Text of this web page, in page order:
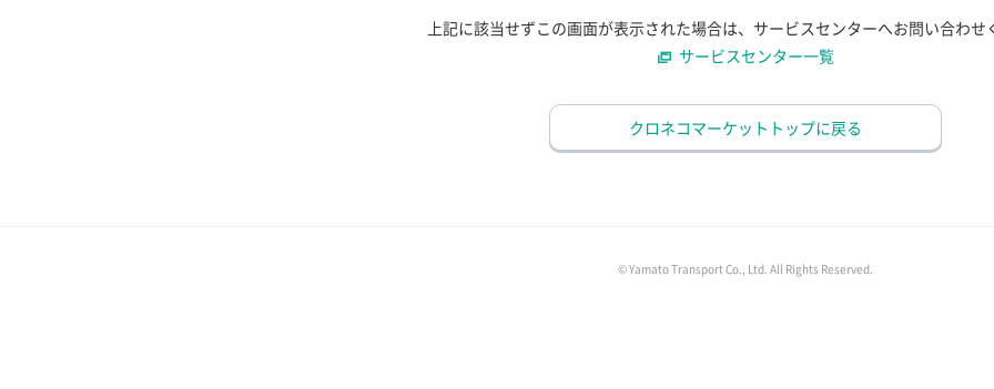
上記に該当せずこの画面が表示された場合は、サービスセンターへお問い合わせ
サービスセンター一覧
クロネコマーケットトップに戻る
© Yamato Transport Co., Ltd. All Rights Reserved.